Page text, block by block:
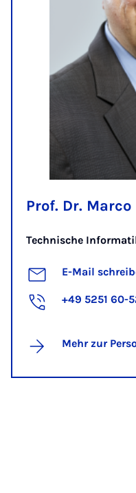
Prof. Dr.
Technische
E-Mail
+49 5251 60-
Mehr zur